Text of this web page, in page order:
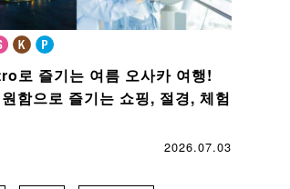
로 즐기는 여름 오사카 여행!
함으로 즐기는 쇼핑, 절경, 체험
2026.07.03